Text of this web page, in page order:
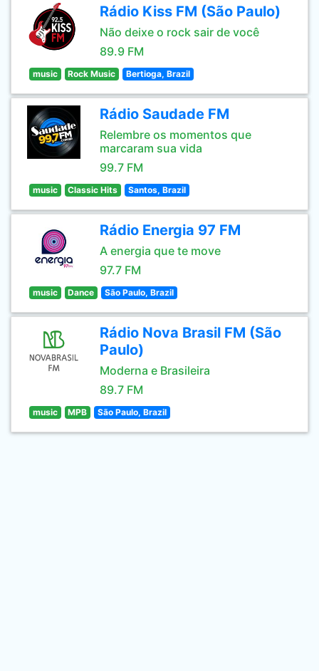
Rádio Kiss FM (São Paulo)
Não deixe o rock sair de você
89.9 FM
music Rock Music Bertioga, Brazil
Rádio Saudade FM
Relembre os momentos que
marcaram sua vida
99.7 FM
music Classic Hits Santos, Brazil
Rádio Energia 97 FM
A energia que te move
97.7 FM
music Dance São Paulo, Brazil
Rádio Nova Brasil FM (São
Paulo)
Moderna e Brasileira
89.7 FM
music MPB São Paulo, Brazil